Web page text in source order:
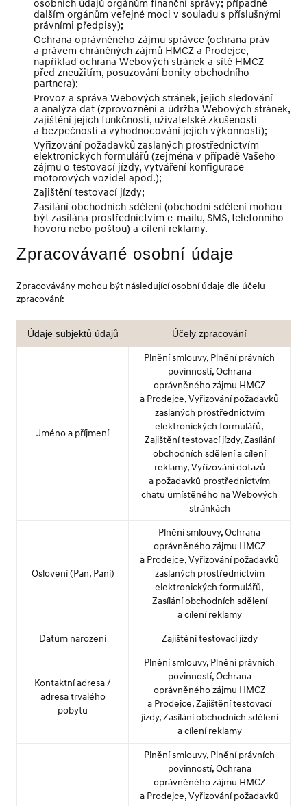
osobních údajů orgánům finanční správy; případně
dalším orgánům veřejné moci v souladu s příslušnými
právními předpisy);
Ochrana oprávněného zájmu správce (ochrana práv
a právem chráněných zájmů HMCZ a Prodejce,
například ochrana Webových stránek a sítě HMCZ
před zneužitím, posuzování bonity obchodního
partnera);
Provoz a správa Webových stránek, jejich sledování
a analýza dat (zprovoznění a údržba Webových stránek,
zajištění jejich funkčnosti, uživatelské zkušenosti
a bezpečnosti a vyhodnocování jejich výkonnosti);
Vyřizování požadavků zaslaných prostřednictvím
elektronických formulářů (zejména v případě Vašeho
zájmu o testovací jízdy, vytváření konfigurace
motorových vozidel apod.);
Zajištění testovací jízdy;
Zasílání obchodních sdělení (obchodní sdělení mohou
být zasílána prostřednictvím e-mailu, SMS, telefonního
hovoru nebo poštou) a cílení reklamy.
Zpracovávané osobní údaje
Zpracovávány mohou být následující osobní údaje dle účelu
zpracování:
Údaje subjektů údajů Účely zpracování
Jméno a příjmení
Plnění smlouvy, Plnění právních
povinností, Ochrana
oprávněného zájmu HMCZ
a Prodejce, Vyřizování požadavků
zaslaných prostřednictvím
elektronických formulářů,
Zajištění testovací jízdy, Zasílání
obchodních sdělení a cílení
reklamy, Vyřizování dotazů
a požadavků prostřednictvím
chatu umístěného na Webových
stránkách
Oslovení (Pan, Paní)
Plnění smlouvy, Ochrana
oprávněného zájmu HMCZ
a Prodejce, Vyřizování požadavků
zaslaných prostřednictvím
elektronických formulářů,
Zasílání obchodních sdělení
a cílení reklamy
Datum narození Zajištění testovací jízdy
Kontaktní adresa /
adresa trvalého
pobytu
Plnění smlouvy, Plnění právních
povinností, Ochrana
oprávněného zájmu HMCZ
a Prodejce, Zajištění testovací
jízdy, Zasílání obchodních sdělení
a cílení reklamy
Plnění smlouvy, Plnění právních
povinností, Ochrana
oprávněného zájmu HMCZ
a Prodejce, Vyřizování požadavků